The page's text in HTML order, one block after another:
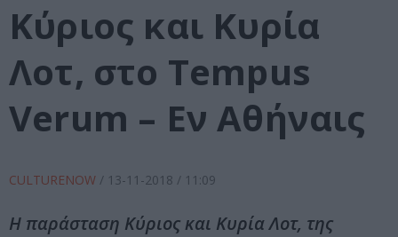
Κύριος και Κυρία
Λοτ, στο Tempus
Verum – Εν Αθήναις
CULTURENOW / 13-11-2018 / 11:09
Η παράσταση Κύριος και Κυρία Λοτ, της